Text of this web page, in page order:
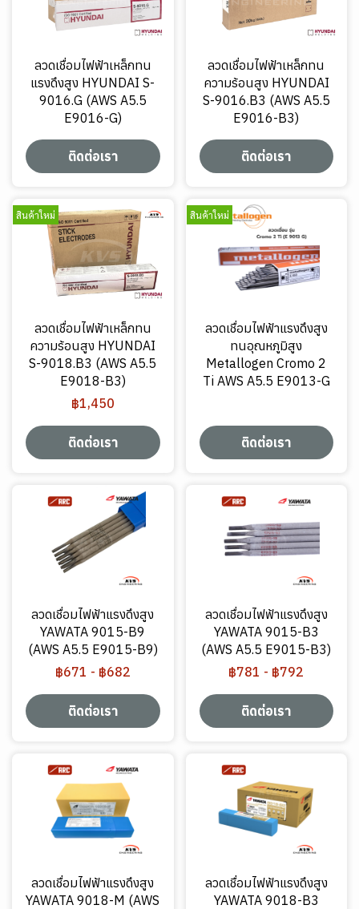
ลวดเชื่อมไฟฟ้าเหล็กทน
แรงดึงสูง HYUNDAI S-
9016.G (AWS A5.5
E9016-G)
ติดต่อเรา
ลวดเชื่อมไฟฟ้าเหล็กทน
ความร้อนสูง HYUNDAI
S-9016.B3 (AWS A5.5
E9016-B3)
ติดต่อเรา
สินค้าใหม่
ลวดเชื่อมไฟฟ้าเหล็กทน
ความร้อนสูง HYUNDAI
S-9018.B3 (AWS A5.5
E9018-B3)
฿1,450
ติดต่อเรา
สินค้าใหม่
ลวดเชื่อมไฟฟ้าแรงดึงสูง
ทนอุณหภูมิสูง
Metallogen Cromo 2
Ti AWS A5.5 E9013-G
ติดต่อเรา
ลวดเชื่อมไฟฟ้าแรงดึงสูง
YAWATA 9015-B9
(AWS A5.5 E9015-B9)
฿671 - ฿682
ติดต่อเรา
ลวดเชื่อมไฟฟ้าแรงดึงสูง
YAWATA 9015-B3
(AWS A5.5 E9015-B3)
฿781 - ฿792
ติดต่อเรา
ลวดเชื่อมไฟฟ้าแรงดึงสูง
YAWATA 9018-M (AWS
ลวดเชื่อมไฟฟ้าแรงดึงสูง
YAWATA 9018-B3